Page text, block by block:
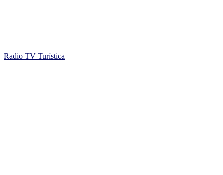
Radio TV Turística